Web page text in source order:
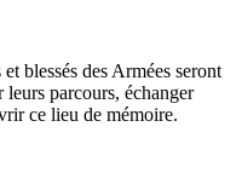
blessés des Armées seront
leurs parcours, échanger
ce lieu de mémoire.